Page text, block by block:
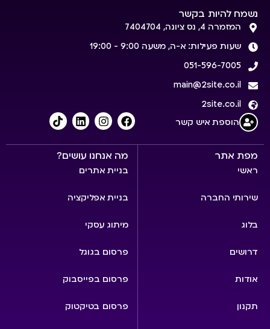
מפת אתר
ראשי
שירותי החברה
בלוג
דרושים
אודות
תקנון
מה אנחנו עושים?
בניית אתרים
בניית אפליקציה
מיתוג עסקי
פרסום בגוגל
פרסום בפייסבוק
פרסום בטיקטוק
נשמח להיות בקשר
המזמרה 4, נס ציונה, 7404704
שעות פעילות: א-ה, משעה 9:00 - 19:00
051-596-7005
main@2site.co.il
2site.co.il
הוספת איש קשר